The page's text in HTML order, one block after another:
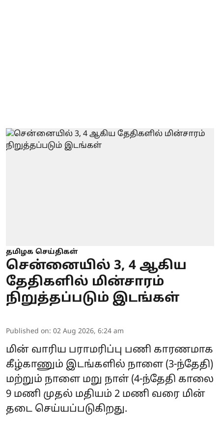
தமிழக செய்திகள்
சென்னையில் 3, 4 ஆகிய
தேதிகளில் மின்சாரம்
நிறுத்தப்படும் இடங்கள்
Published on: 02 Aug 2026, 6:24 am
மின் வாரிய பராமரிப்பு பணி காரணமாக
கீழ்காணும் இடங்களில் நாளை (3-ந்தேதி)
மற்றும் நாளை மறு நாள் (4-ந்தேதி காலை
9 மணி முதல் மதியம் 2 மணி வரை மின்
தடை செய்யப்படுகிறது.